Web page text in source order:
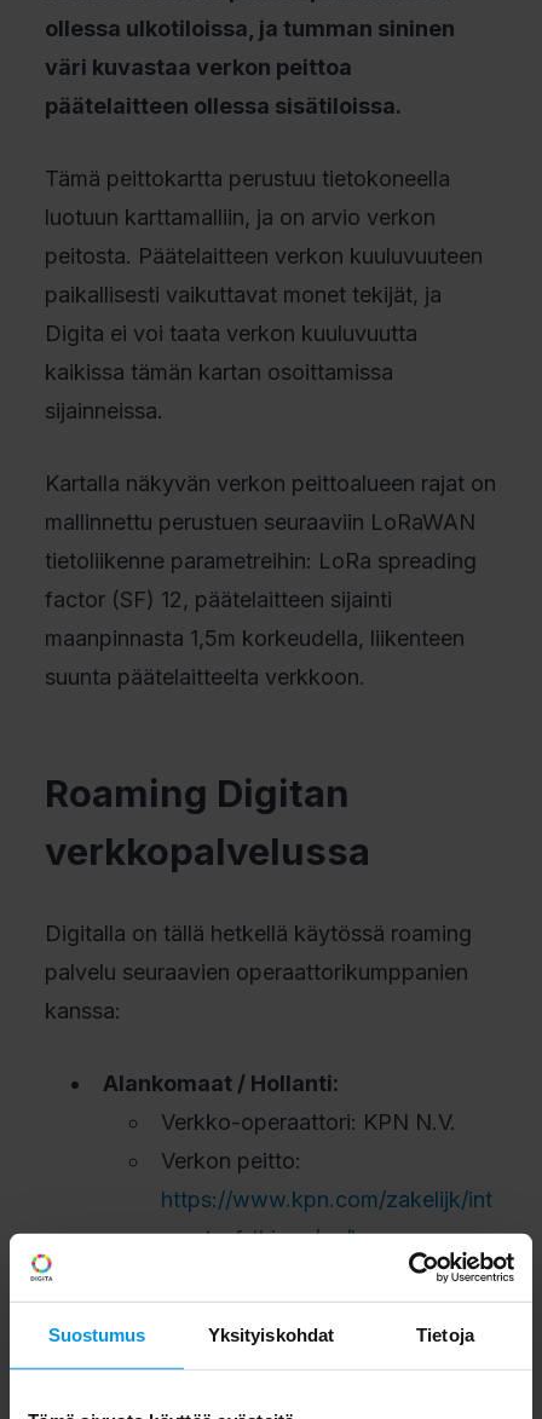
Suostumus Yksityiskohdat Tietoja
ollessa ulkotiloissa, ja tumman sininen
väri kuvastaa verkon peittoa
päätelaitteen ollessa sisätiloissa.
Tämä peittokartta perustuu tietokoneella
luotuun karttamalliin, ja on arvio verkon
peitosta. Päätelaitteen verkon kuuluvuuteen
paikallisesti vaikuttavat monet tekijät, ja
Digita ei voi taata verkon kuuluvuutta
kaikissa tämän kartan osoittamissa
sijainneissa.
Kartalla näkyvän verkon peittoalueen rajat on
mallinnettu perustuen seuraaviin LoRaWAN
tietoliikenne parametreihin: LoRa spreading
factor (SF) 12, päätelaitteen sijainti
maanpinnasta 1,5m korkeudella, liikenteen
suunta päätelaitteelta verkkoon.
Roaming Digitan
verkkopalvelussa
Digitalla on tällä hetkellä käytössä roaming
palvelu seuraavien operaattorikumppanien
kanssa:
Alankomaat / Hollanti:
Verkko-operaattori: KPN N.V.
Verkon peitto:
https://www.kpn.com/zakelijk/int
ernet-of-things/en/lora-